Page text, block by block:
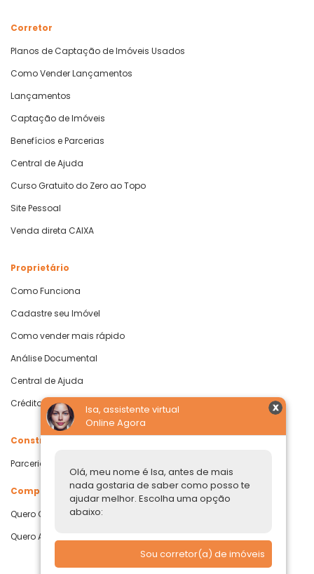
Isa, assistente virtual
Online Agora
Olá, meu nome é Isa, antes de mais
nada gostaria de saber como posso te
ajudar melhor. Escolha uma opção
abaixo:
Sou corretor(a) de imóveis
Corretor
Planos de Captação de Imóveis Usados
Como Vender Lançamentos
Lançamentos
Captação de Imóveis
Benefícios e Parcerias
Central de Ajuda
Curso Gratuito do Zero ao Topo
Site Pessoal
Venda direta CAIXA
Proprietário
Como Funciona
Cadastre seu Imóvel
Como vender mais rápido
Análise Documental
Central de Ajuda
Crédito com Garantia de Imóvel
Construtoras
Parcerias Imobiliárias
Comprar ou alugar
Quero Comprar
Quero Alugar